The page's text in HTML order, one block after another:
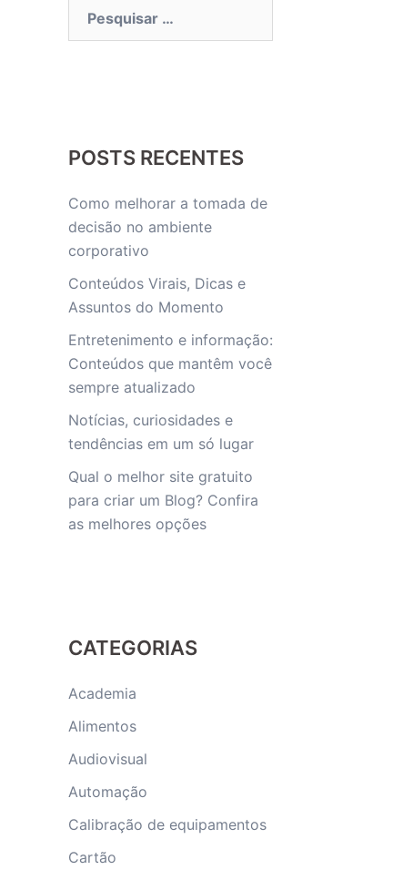
POSTS RECENTES
Como melhorar a tomada de
decisão no ambiente
corporativo
Conteúdos Virais, Dicas e
Assuntos do Momento
Entretenimento e informação:
Conteúdos que mantêm você
sempre atualizado
Notícias, curiosidades e
tendências em um só lugar
Qual o melhor site gratuito
para criar um Blog? Confira
as melhores opções
CATEGORIAS
Academia
Alimentos
Audiovisual
Automação
Calibração de equipamentos
Cartão